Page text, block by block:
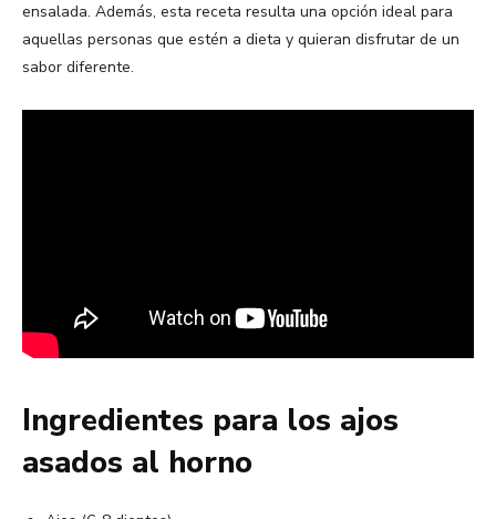
ensalada. Además, esta receta resulta una opción ideal para
aquellas personas que estén a dieta y quieran disfrutar de un
sabor diferente.
Ingredientes para los ajos
asados al horno